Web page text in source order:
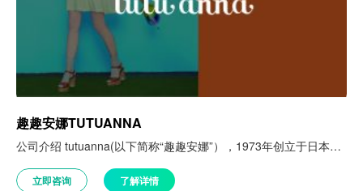
趣趣安娜TUTUANNA
公司介绍 tutuanna(以下简称“趣趣安娜”），1973年创立于日本大阪，主营袜子、内衣、家居服、杂货等。因其品类丰富，商品性价比高，且注重设计，从基本款式到时尚潮流能满足多元群体的消费需求，而在日本拥有超高人气，为同类品牌中的领军企业。 客户挑战 中国营销环境开始迅速改变，消费者的需求不断变化，消费者体验感下降，相关权益不能实现跨店及跨渠道打通，反而给消费者造成了‘非官方、不正…
立即咨询 了解详情